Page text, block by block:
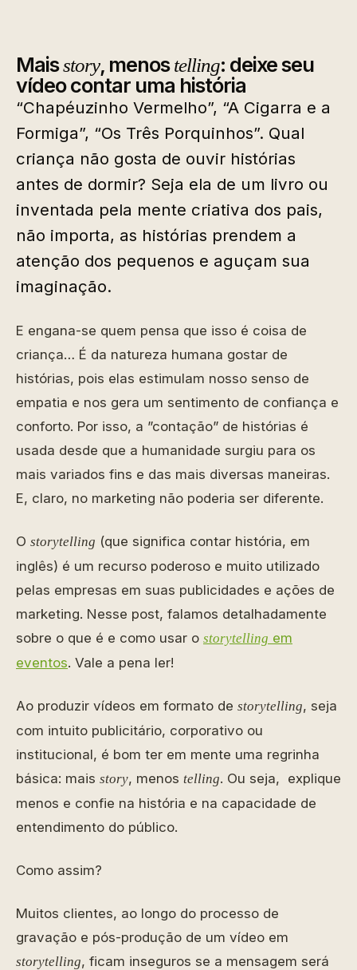
Maisstory, menostelling: deixe seu
vídeo contar uma história
“Chapéuzinho Vermelho”, “A Cigarra e a
Formiga”, “Os Três Porquinhos”. Qual
criança não gosta de ouvir histórias
antes de dormir? Seja ela de um livro ou
inventada pela mente criativa dos pais,
não importa, as histórias prendem a
atenção dos pequenos e aguçam sua
imaginação.
E engana-se quem pensa que isso é coisa de
criança… É da natureza humana gostar de
histórias, pois elas estimulam nosso senso de
empatia e nos gera um sentimento de confiança e
conforto. Por isso, a ”contação” de histórias é
usada desde que a humanidade surgiu para os
mais variados fins e das mais diversas maneiras.
E, claro, no marketing não poderia ser diferente.
O storytelling (que significa contar história, em
inglês) é um recurso poderoso e muito utilizado
pelas empresas em suas publicidades e ações de
marketing. Nesse post, falamos detalhadamente
sobre o que é e como usar o storytelling em
eventos. Vale a pena ler!
Ao produzir vídeos em formato de storytelling, seja
com intuito publicitário, corporativo ou
institucional, é bom ter em mente uma regrinha
básica: mais story, menos telling. Ou seja, explique
menos e confie na história e na capacidade de
entendimento do público.
Como assim?
Muitos clientes, ao longo do processo de
gravação e pós-produção de um vídeo em
storytelling, ficam inseguros se a mensagem será